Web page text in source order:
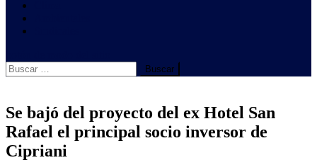
Buscar:
Se bajó del proyecto del ex Hotel San
Rafael el principal socio inversor de
Cipriani